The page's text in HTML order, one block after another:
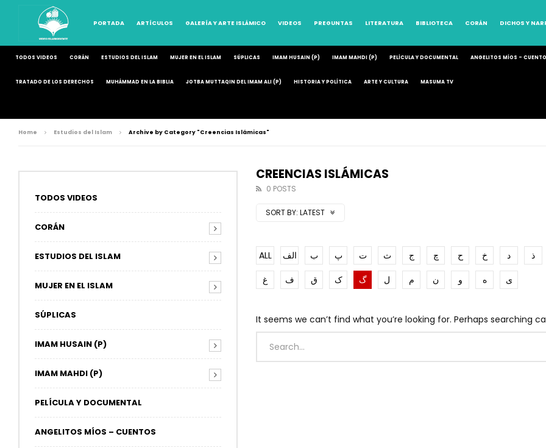
PORTADA ARTÍCULOS GALERÍA Y ARTE ISLÁMICO VIDEOS PREGUNTAS LITERATURA BIBLIOTECA CORÁN DICHOS Y
TODOS VIDEOS CORÁN ESTUDIOS DEL ISLAM MUJER EN EL ISLAM SÚPLICAS IMAM HUSAIN (P) IMAM MAHDI (P) PELÍCULA Y DOCUMENTAL ANGELITOS MÍOS –
TRATADO DE LOS DERECHOS MUHÁMMAD EN LA BIBLIA JOTBA MUTTAQIN DEL IMAM ALI (P) HISTORIA Y POLÍTICA ARTE Y CULTURA MASUMA TV
Home Estudios del Islam Archive by Category "Creencias Islámicas"
CREENCIAS ISLÁMICAS
0 POSTS
SORT BY: LATEST
ALL الف ب پ ت ث ج چ ح خ د ذ
غ
ف ق ک گ ل م ن و ه ی
It seems we can’t find what you’re looking for. Perhaps searching
TODOS VIDEOS
CORÁN
ESTUDIOS DEL ISLAM
MUJER EN EL ISLAM
SÚPLICAS
IMAM HUSAIN (P)
IMAM MAHDI (P)
PELÍCULA Y DOCUMENTAL
ANGELITOS MÍOS – CUENTOS